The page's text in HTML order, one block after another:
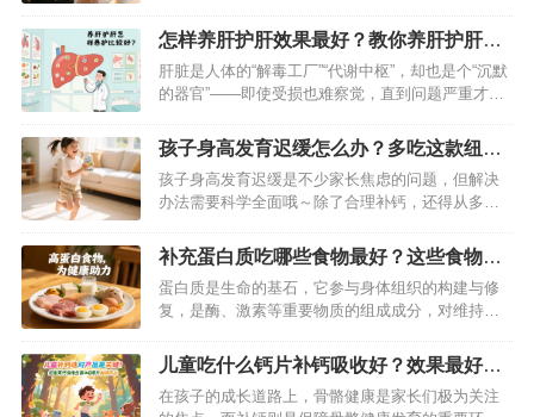
丰富，涵盖营养保健、美容护肤、个人护理和家居
清洁等多个领域 。如果你也对安利代理加盟感兴
趣，那就跟随这份攻略，迈出创业的第一步。…
怎样养肝护肝效果最好？教你养肝护肝的
方法
肝脏是人体的“解毒工厂”“代谢中枢”，却也是个“沉默
的器官”——即使受损也难察觉，直到问题严重才会
“早养护”。今天分享一套科学易懂的养肝护肝方法，
从饮食、作息、情绪到习惯，全方位守护肝脏健康
～…
孩子身高发育迟缓怎么办？多吃这款纽崔
莱钙镁维生素D咀嚼片就可以了
孩子身高发育迟缓是不少家长焦虑的问题，但解决
办法需要科学全面哦～除了合理补钙，还得从多方
补充蛋白质吃哪些食物最好？这些食物可
别错过
蛋白质是生命的基石，它参与身体组织的构建与修
复，是酶、激素等重要物质的组成成分，对维持人
还是需要增强免疫力的亚健康群体，亦或是成长发
育中的儿童，都需要充足的蛋白质摄入。下面就为
大家推荐几类优质的蛋白质来源，让你轻松补充营
儿童吃什么钙片补钙吸收好？效果最好的
补钙保健品推荐
在孩子的成长道路上，骨骼健康是家长们极为关注